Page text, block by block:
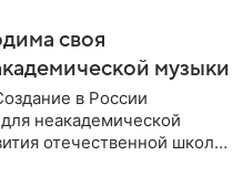
своя
музыки
в России
неакадемической
отечественной школы